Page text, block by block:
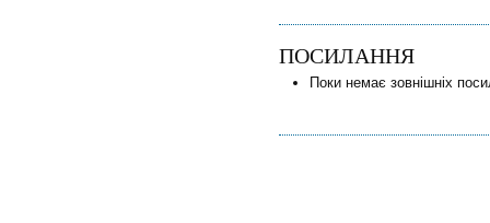
ПОСИЛАННЯ
Поки немає зовнішніх